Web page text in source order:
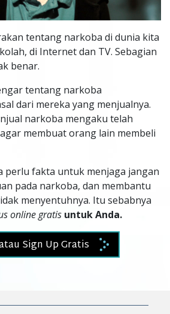
Video
tentang narkoba di dunia kita
di Internet dan TV. Sebagian
benar.
tentang narkoba
dari mereka yang menjualnya.
narkoba mengaku telah
membuat orang lain membeli
perlu fakta untuk menjaga jangan
pada narkoba, dan membantu
menyentuhnya. Itu sebabnya
online gratis untuk Anda.
Sign Up Gratis